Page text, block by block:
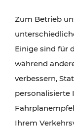
finden Sie hier
Zum Betrieb
Einige sind für
während
verbessern,
personalisierte
Ihrem